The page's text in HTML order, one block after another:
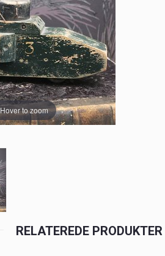
Hover to zoom
RELATEREDE PRODUKTER